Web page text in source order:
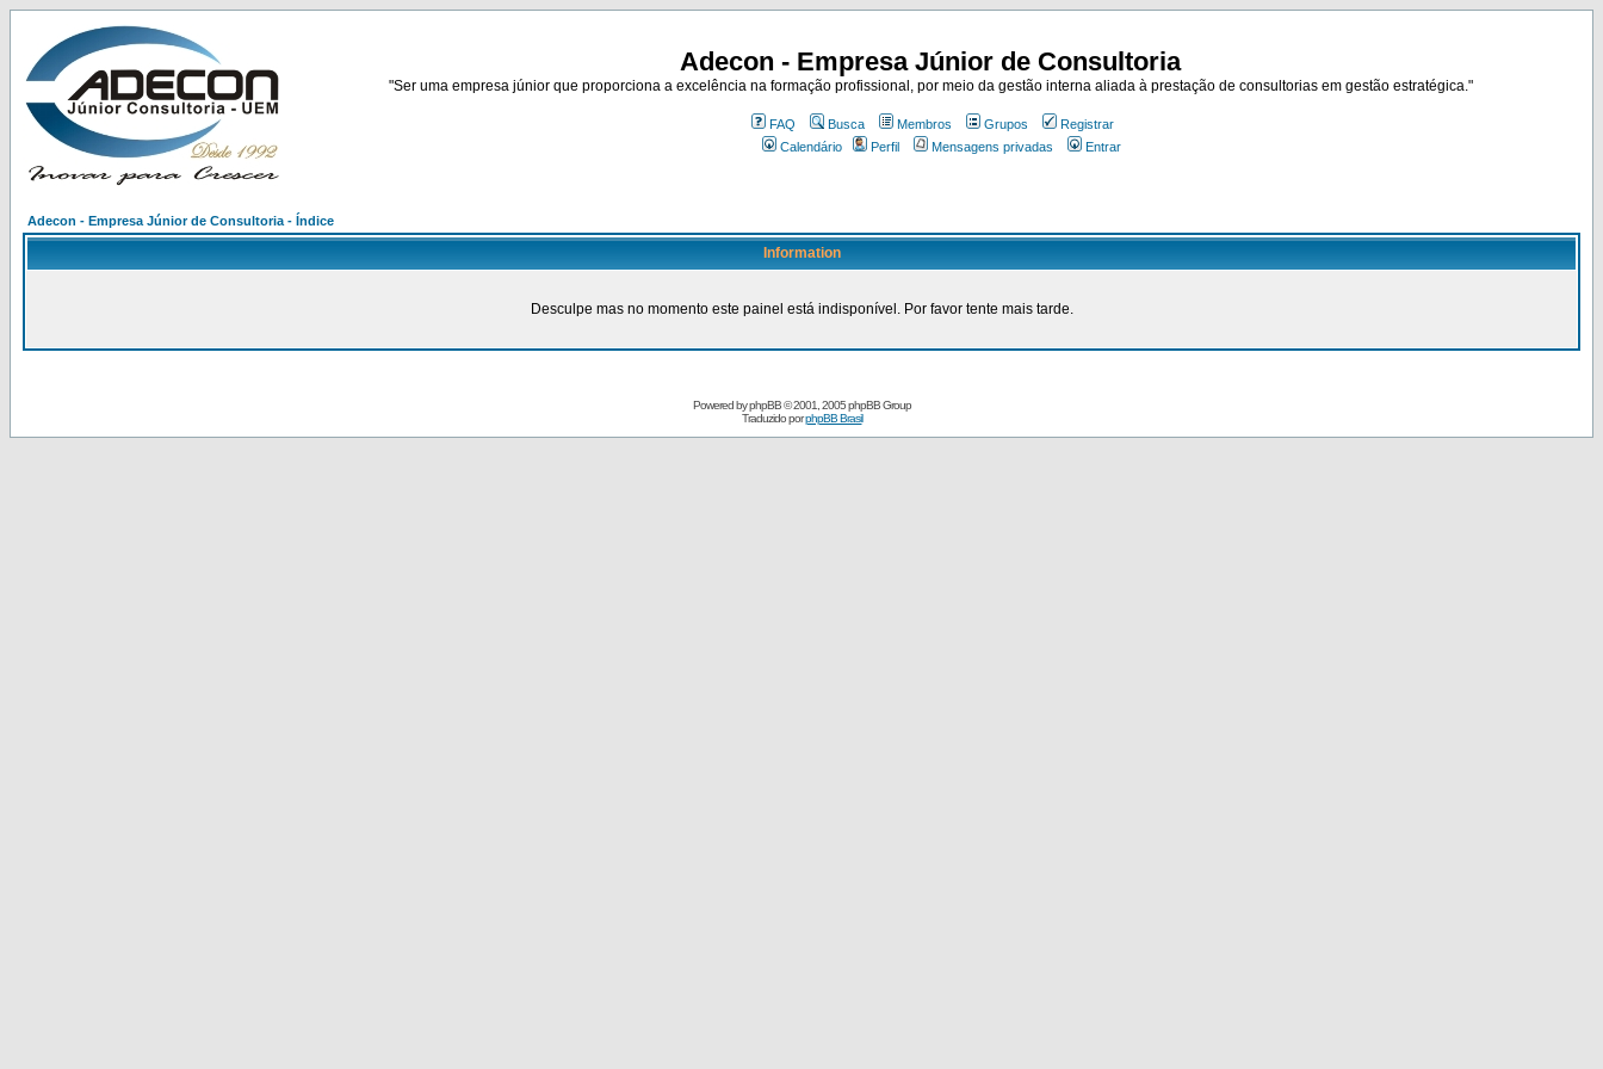
Adecon - Empresa Júnior de Consultoria
"Ser uma empresa júnior que proporciona a excelência na formação profissional, por meio da gestão interna aliada à prestação de consultorias em gestão estratégica."
FAQ Busca Membros Grupos
Registrar
Calendário
Perfil Mensagens privadas Entrar
Adecon - Empresa Júnior de Consultoria - Índice
Information
Desculpe mas no momento este painel está indisponível. Por favor tente mais tarde.
Powered byphpBB© 2001, 2005 phpBB Group
Traduzido porphpBB Brasil